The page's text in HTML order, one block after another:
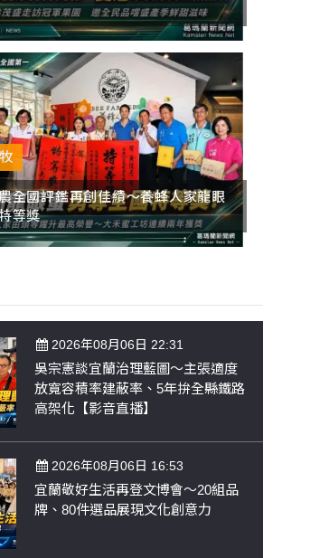
全國評鑑再創佳績～養蜂人家龍眼
等獎
2026年08月06日 22:31
吳宗憲談宜蘭治理藍圖～主張適度
放寬容積率建蔽率、5年拚全縣鐵路
高架化【影音直播】
2026年08月06日 16:53
宜蘭敬好生活再登文博會～20組品
牌、80件選品展現文化創意力